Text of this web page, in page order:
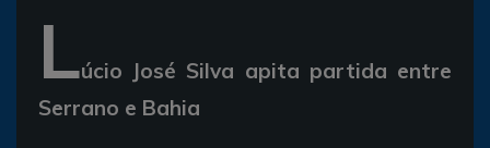
Lúcio José Silva apita partida entre
Serrano e Bahia